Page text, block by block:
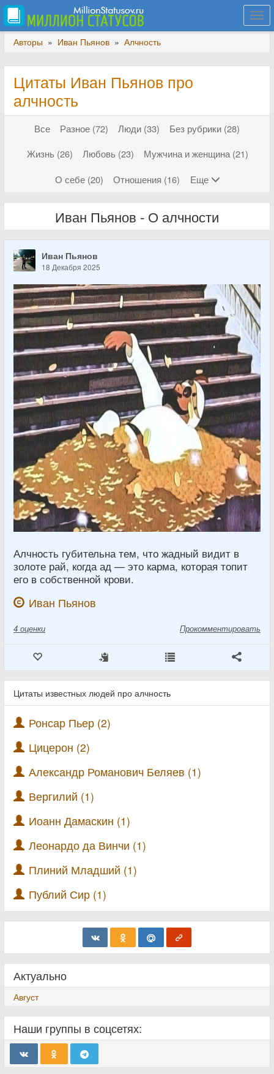
Авторы » Иван Пьянов » Алчность
Цитаты Иван Пьянов про
алчность
Все Разное (72) Люди (33)
Без рубрики (28)
Жизнь (26)
Любовь (23)
Мужчина и женщина (21)
О себе (20)
Отношения (16) Еще
Иван Пьянов - О алчности
Иван Пьянов
18 Декабря 2025
Алчность губительна тем, что жадный видит в
золоте рай, когда ад — это карма, которая топит
его в собственной крови.
Иван Пьянов
4 оценки Прокомментировать
Цитаты известных людей про алчность
Ронсар Пьер (2)
Цицерон (2)
Александр Романович Беляев (1)
Вергилий (1)
Иоанн Дамаскин (1)
Леонардо да Винчи (1)
Плиний Младший (1)
Публий Сир (1)
Актуально
Август
Наши группы в соцсетях: